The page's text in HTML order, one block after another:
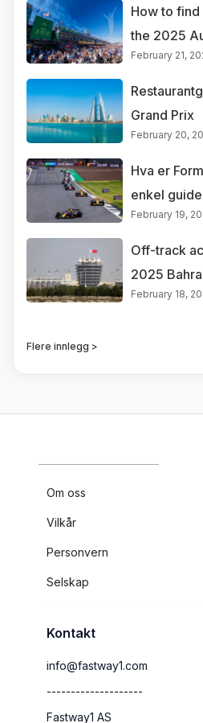
How to
the 2025
February 21,
Grand Prix
February 20,
Hva er
enkel guide
February 19,
Off-track
2025
February 18,
Flere innlegg >
Om oss
Vilkår
Personvern
Selskap
Kontakt
info@fastway1.com
--------------------
Fastway1 AS